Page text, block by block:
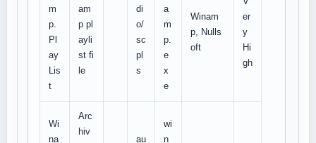
m
p.
Pl
ay
Lis
t
am
p pl
ayli
st fi
le
di
o/
sc
pl
s
a
m
p.
e
x
e
Winam
p, Nulls
oft
er
y
Hi
gh
Wi
na
Arc
hiv
au
wi
n